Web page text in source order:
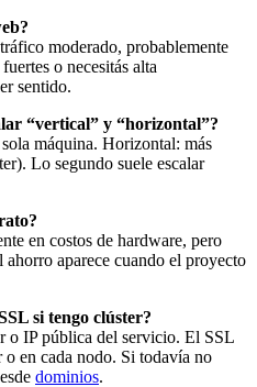
moderado, probablemente
o necesitás alta
sentido.
“vertical” y “horizontal”?
máquina. Horizontal: más
Lo segundo suele escalar
en costos de hardware, pero
aparece cuando el proyecto
si tengo clúster?
o IP pública del servicio. El SSL
o en cada nodo. Si todavía no
dominios.